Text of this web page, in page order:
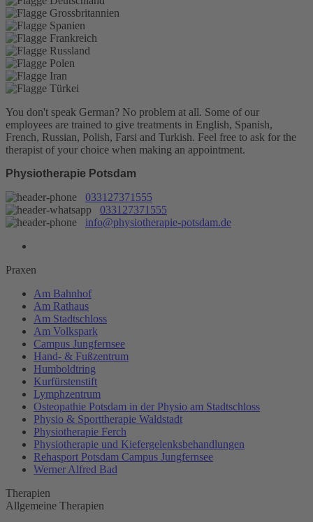
You don't speak German? No problem at all. Some of our
employees are trained to give treatments in English, Spanish,
French, Russian, Polish, Farsi and Turkish. Feel free to ask for the
therapist of your choice when making an appointment.
Physiotherapie Potsdam
033127371555
033127371555
info@physiotherapie-potsdam.de
Praxen
Am Bahnhof
Am Rathaus
Am Stadtschloss
Am Volkspark
Campus Jungfernsee
Hand- & Fußzentrum
Humboldtring
Kurfürstenstift
Lymphzentrum
Osteopathie Potsdam in der Physio am Stadtschloss
Physio & Sporttherapie Waldstadt
Physiotherapie Ferch
Physiotherapie und Kiefergelenksbehandlungen
Rehasport Potsdam Campus Jungfernsee
Werner Alfred Bad
Therapien
Allgemeine Therapien